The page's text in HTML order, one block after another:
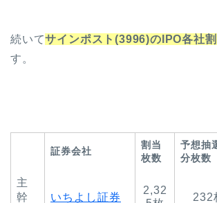
続いてサインポスト(3996)のIPO各社
す。
証券会社
割当
枚数
予想抽
分枚数
主
幹
いちよし証券
2,32
232